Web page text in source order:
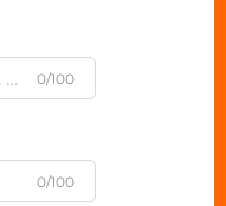
0/100
0/100